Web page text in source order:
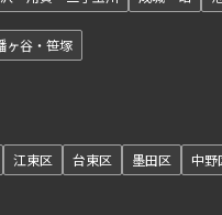
ヶ谷・笹塚
江東区 台東区 墨田区 中野